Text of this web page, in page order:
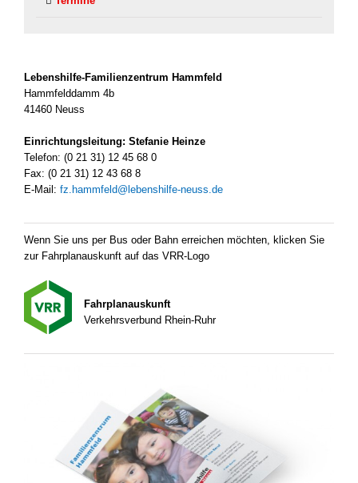
Lebenshilfe-Familienzentrum Hamm­feld
Hamm­feld­damm 4b
41460 Neuss
Ein­rich­tungs­lei­tung: Ste­fa­nie Hein­ze
Tele­fon: (0 21 31) 12 45 68 0
Fax: (0 21 31) 12 43 68 8
E‑Mail: fz.hammfeld@lebenshilfe-neuss.de
Wenn Sie uns per Bus oder Bahn errei­chen möch­ten, kli­cken Sie
zur Fahr­plan­aus­kunft auf das VRR-Logo
Fahr­plan­aus­kunft
Ver­kehrs­ver­bund Rhein-Ruhr